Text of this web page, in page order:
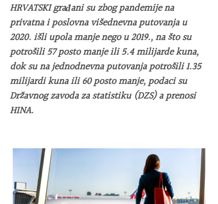
HRVATSKI građani su zbog pandemije na
privatna i poslovna višednevna putovanja u
2020. išli upola manje nego u 2019., na što su
potrošili 57 posto manje ili 5.4 milijarde kuna,
dok su na jednodnevna putovanja potrošili 1.35
milijardi kuna ili 60 posto manje, podaci su
Državnog zavoda za statistiku (DZS) a prenosi
HINA.